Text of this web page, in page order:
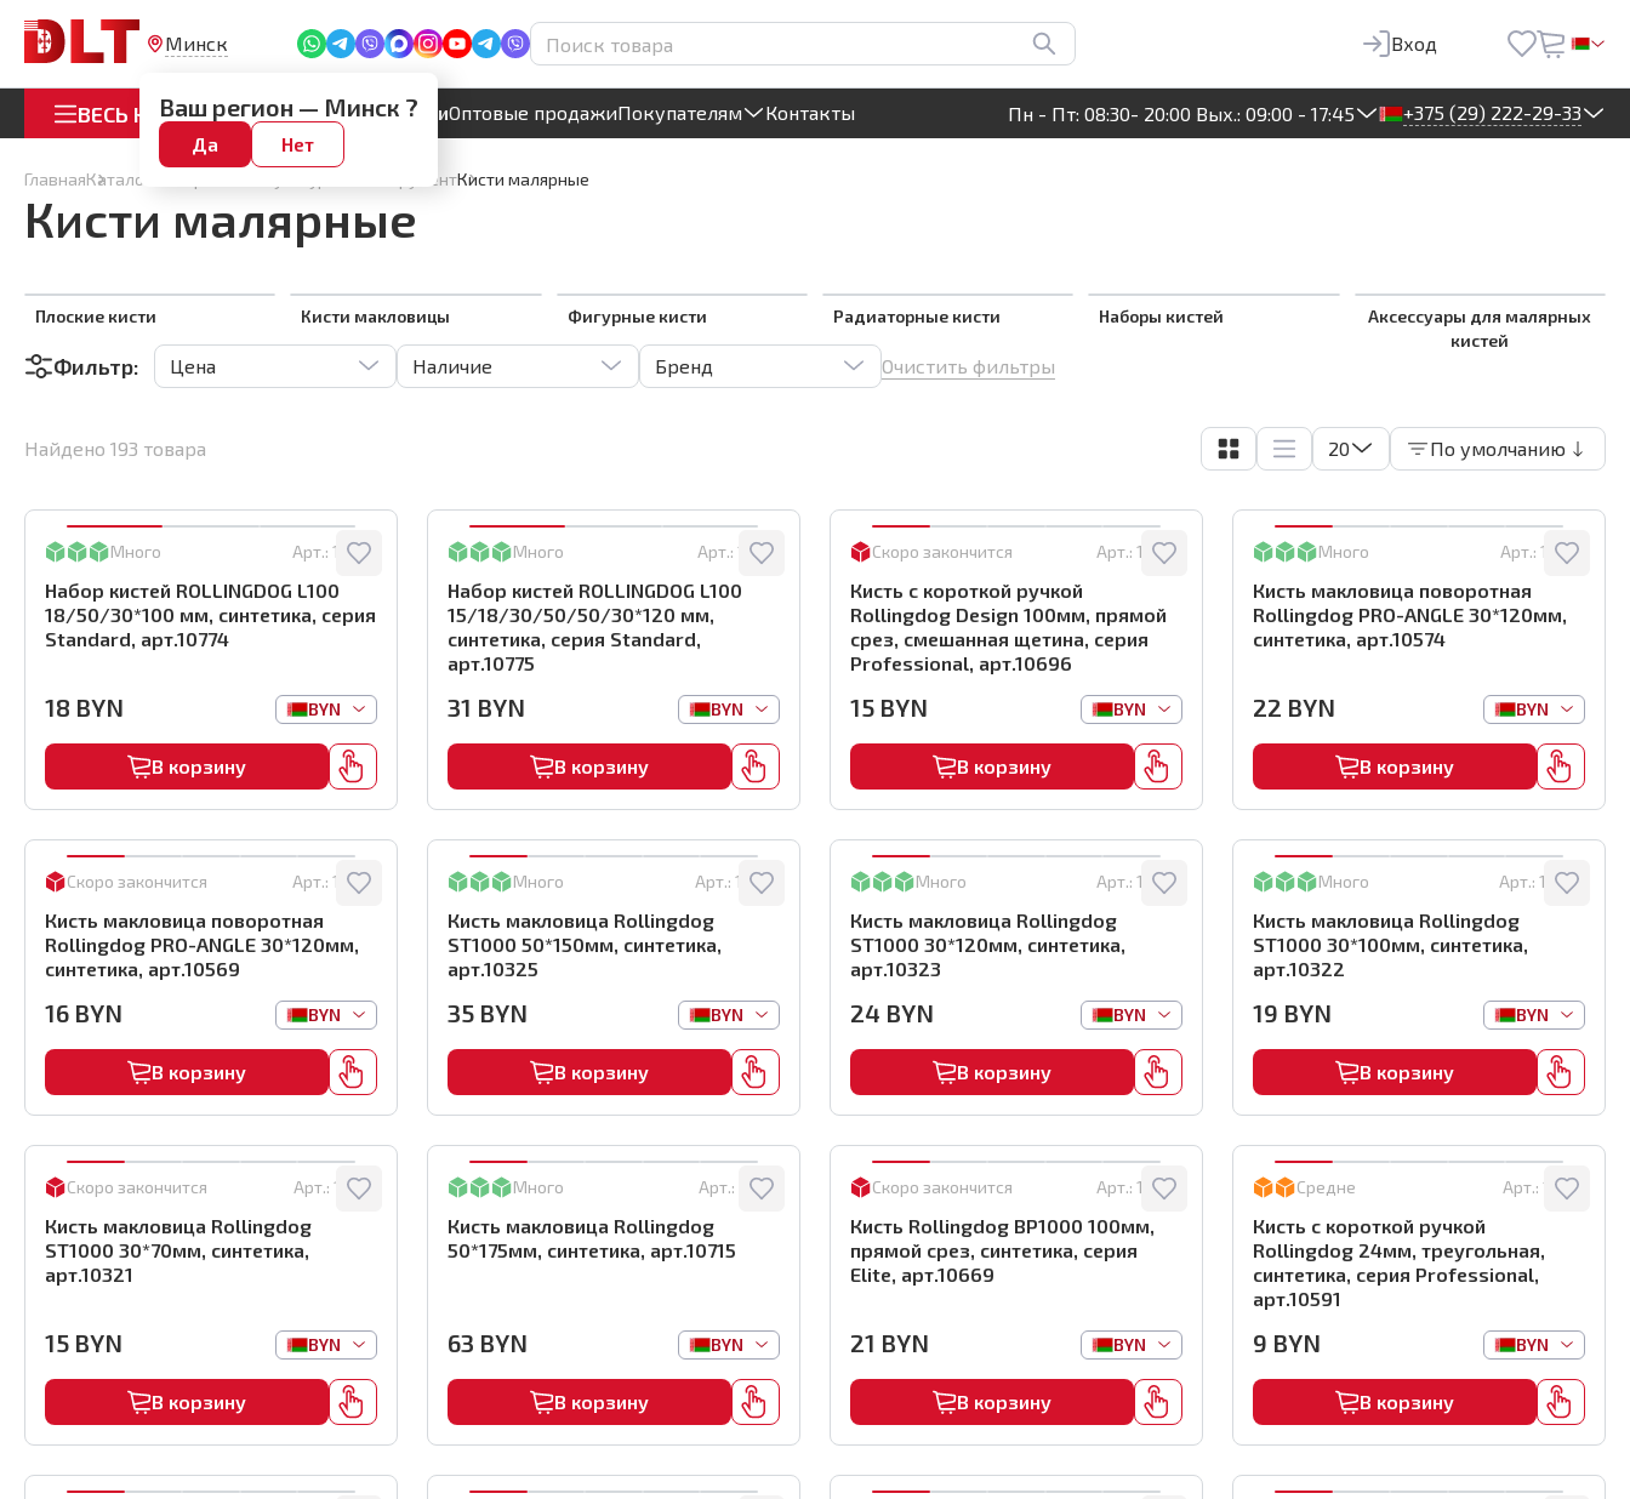
Круглосуточный! Прием заявок на сайте
Минск
Ваш регион — Минск ?
Да Нет
Вход
ВЕСЬ КАТАЛОГ АкцииОптовые продажиПокупателям Контакты Пн - Пт: 08:30- 20:00 Вых.: 09:00 - 17:45 +375 (29) 222-29-33
ГлавнаяКаталог Малярный и штукатурный инструментКисти малярные
Кисти малярные
Плоские кисти Кисти макловицы Фигурные кисти Радиаторные кисти Наборы кистей
Аксессуары для малярных
кистей
Фильтр: Цена Наличие Бренд Очистить фильтры
Найдено 193 товара 20 По умолчанию
Много Арт.: 10774
Набор кистей ROLLINGDOG L100
18/50/30*100 мм, синтетика, серия
Standard, арт.10774
18 BYN BYN
В корзину
Много Арт.: 10775
Набор кистей ROLLINGDOG L100
15/18/30/50/50/30*120 мм,
синтетика, серия Standard,
арт.10775
31 BYN BYN
В корзину
Скоро закончится Арт.: 10696
Кисть с короткой ручкой
Rollingdog Design 100мм, прямой
срез, смешанная щетина, серия
Professional, арт.10696
15 BYN BYN
В корзину
Много Арт.: 10574
Кисть макловица поворотная
Rollingdog PRO-ANGLE 30*120мм,
синтетика, арт.10574
22 BYN BYN
В корзину
Скоро закончится Арт.: 10569
Кисть макловица поворотная
Rollingdog PRO-ANGLE 30*120мм,
синтетика, арт.10569
16 BYN BYN
В корзину
Много Арт.: 10325
Кисть макловица Rollingdog
ST1000 50*150мм, синтетика,
арт.10325
35 BYN BYN
В корзину
Много Арт.: 10323
Кисть макловица Rollingdog
ST1000 30*120мм, синтетика,
арт.10323
24 BYN BYN
В корзину
Много Арт.: 10322
Кисть макловица Rollingdog
ST1000 30*100мм, синтетика,
арт.10322
19 BYN BYN
В корзину
Скоро закончится Арт.: 10321
Кисть макловица Rollingdog
ST1000 30*70мм, синтетика,
арт.10321
15 BYN BYN
В корзину
Много Арт.: 10715
Кисть макловица Rollingdog
50*175мм, синтетика, арт.10715
63 BYN BYN
В корзину
Скоро закончится Арт.: 10669
Кисть Rollingdog BP1000 100мм,
прямой срез, синтетика, серия
Elite, арт.10669
21 BYN BYN
В корзину
Средне Арт.: 10591
Кисть с короткой ручкой
Rollingdog 24мм, треугольная,
синтетика, серия Professional,
арт.10591
9 BYN BYN
В корзину